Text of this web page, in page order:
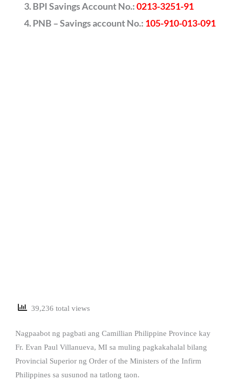
BPI Savings Account No.:0213-3251-91
PNB – Savings account No.: 105-910-013-091
39,236 total views
Nagpaabot ng pagbati ang Camillian Philippine Province kay
Fr. Evan Paul Villanueva, MI sa muling pagkakahalal bilang
Provincial Superior ng Order of the Ministers of the Infirm
Philippines sa susunod na tatlong taon.